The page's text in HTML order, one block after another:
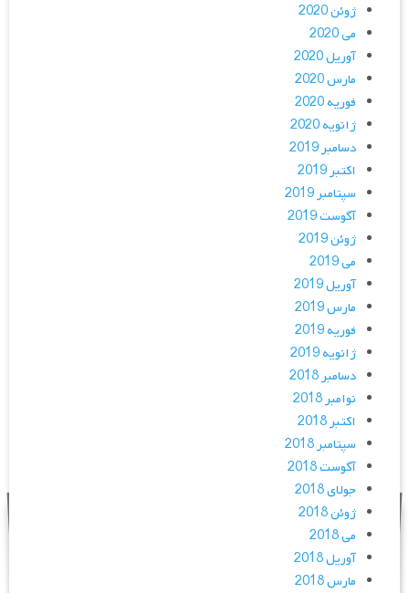
ژوئن 2020
می 2020
آوریل 2020
مارس 2020
فوریه 2020
ژانویه 2020
دسامبر 2019
اکتبر 2019
سپتامبر 2019
آگوست 2019
ژوئن 2019
می 2019
آوریل 2019
مارس 2019
فوریه 2019
ژانویه 2019
دسامبر 2018
نوامبر 2018
اکتبر 2018
سپتامبر 2018
آگوست 2018
جولای 2018
ژوئن 2018
می 2018
آوریل 2018
مارس 2018